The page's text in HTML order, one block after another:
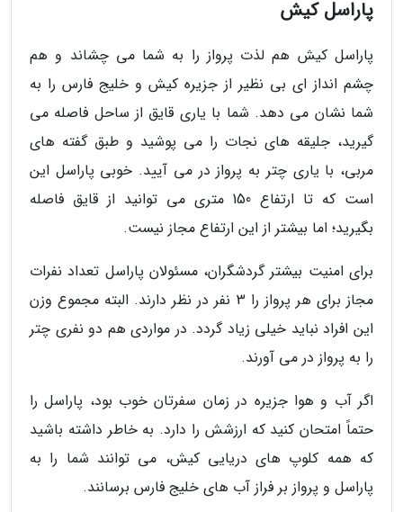
پاراسل کیش
پاراسل کیش هم لذت پرواز را به شما می چشاند و هم
چشم انداز ای بی نظیر از جزیره کیش و خلیج فارس را به
شما نشان می دهد. شما با یاری قایق از ساحل فاصله می
گیرید، جلیقه های نجات را می پوشید و طبق گفته های
مربی، با یاری چتر به پرواز در می آیید. خوبی پاراسل این
است که تا ارتفاع 150 متری می توانید از قایق فاصله
بگیرید؛ اما بیشتر از این ارتفاع مجاز نیست.
برای امنیت بیشتر گردشگران، مسئولان پاراسل تعداد نفرات
مجاز برای هر پرواز را 3 نفر در نظر دارند. البته مجموع وزن
این افراد نباید خیلی زیاد گردد. در مواردی هم دو نفری چتر
را به پرواز در می آورند.
اگر آب و هوا جزیره در زمان سفرتان خوب بود، پاراسل را
حتماً امتحان کنید که ارزشش را دارد. به خاطر داشته باشید
که همه کلوپ های دریایی کیش، می توانند شما را به
پاراسل و پرواز بر فراز آب های خلیج فارس برسانند.